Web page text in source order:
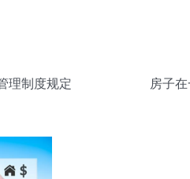
理制度规定
房子